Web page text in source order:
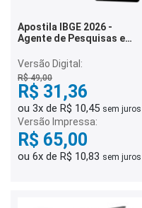
Apostila IBGE 2026 -
Agente de Pesquisas e
Versão Digital:
R$ 49,00
R$ 31,36
ou 3x de R$ 10,45 sem juros
Versão Impressa:
R$ 65,00
ou 6x de R$ 10,83 sem juros